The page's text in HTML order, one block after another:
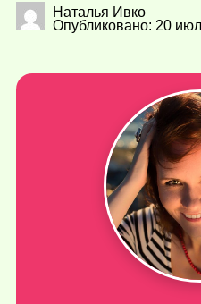
Наталья Ивко
Опубликовано: 20